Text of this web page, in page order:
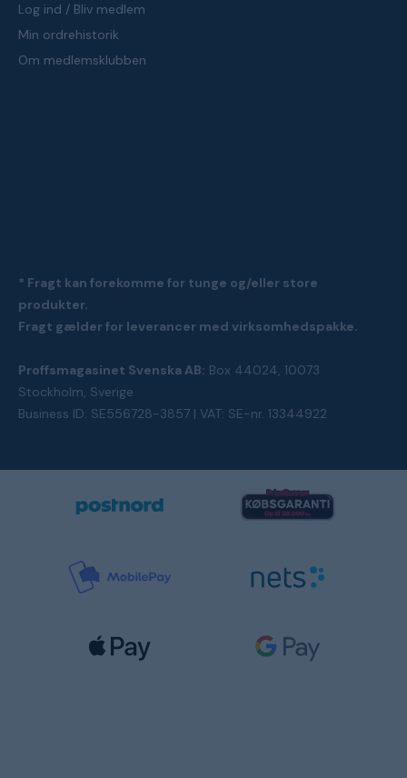
Log ind / Bliv medlem
Min ordrehistorik
Om medlemsklubben
* Fragt kan forekomme for tunge og/eller store
produkter.
Fragt gælder for leverancer med virksomhedspakke.
Proffsmagasinet Svenska AB: Box 44024, 10073
Stockholm, Sverige
Business ID: SE556728-3857 | VAT: SE-nr. 13344922